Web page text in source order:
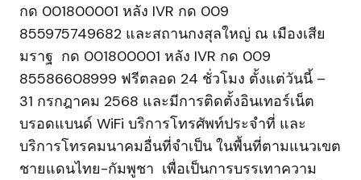
กด 001800001 หลัง IVR กด 009
855975749682 และสถานกงสุลใหญ่ ณ เมืองเสีย
มราฐ กด 001800001 หลัง IVR กด 009
85586608999 ฟรีตลอด 24 ชั่วโมง ตั้งแต่วันนี้ –
31 กรกฎาคม 2568 และมีการติดตั้งอินเทอร์เน็ต
บรอดแบนด์ WiFi บริการโทรศัพท์ประจำที่ และ
บริการโทรคมนาคมอื่นที่จำเป็น ในพื้นที่ตามแนวเขต
ชายแดนไทย-กัมพูชา เพื่อเป็นการบรรเทาความ